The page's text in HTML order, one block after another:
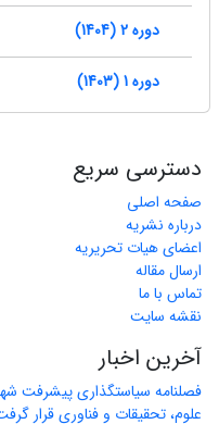
دوره 2 (1404)
دوره 1 (1403)
دسترسی سریع
صفحه اصلی
درباره نشریه
اعضای هیات تحریریه
ارسال مقاله
تماس با ما
نقشه سایت
آخرین اخبار
علوم، تحقیقات و فناوری قرار